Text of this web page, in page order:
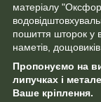
матеріалу
пошиття шторок у
наметів,
Пропонуємо на
липучках і
Ваше кріплення.